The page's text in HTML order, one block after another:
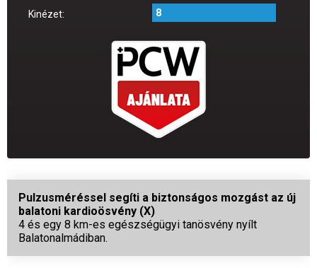
Kinézet: 8
Pulzusméréssel segíti a biztonságos mozgást az új
balatoni kardioösvény (X)
4 és egy 8 km-es egészségügyi tanösvény nyílt
Balatonalmádiban.